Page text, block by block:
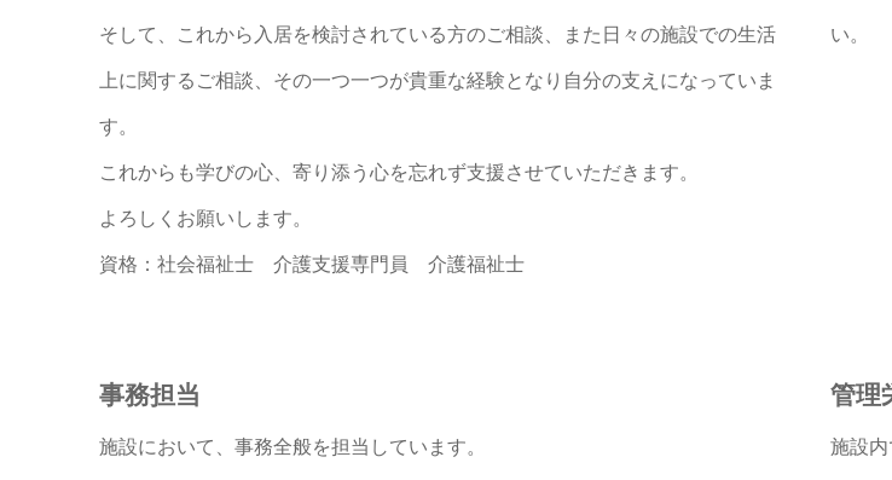
そして、これから入居を検討されている方のご相談、また日々の施設での生活
上に関するご相談、その一つ一つが貴重な経験となり自分の支えになっていま
す。
これからも学びの心、寄り添う心を忘れず支援させていただきます。
よろしくお願いします。
資格：社会福祉士 介護支援専門員 介護福祉士
い。
事務担当
施設において、事務全般を担当しています。
管理
施設内